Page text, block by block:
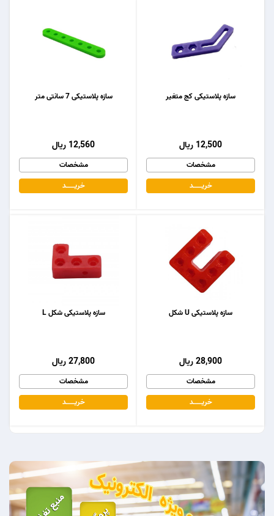
سازه پلاستیکی 7 سانتی متر
12,560 ریال
مشخصات
خریـــــــد
سازه پلاستیکی کج متغیر
12,500 ریال
مشخصات
خریـــــــد
سازه پلاستیکی شکل L
27,800 ریال
مشخصات
خریـــــــد
سازه پلاستیکی U شکل
28,900 ریال
مشخصات
خریـــــــد